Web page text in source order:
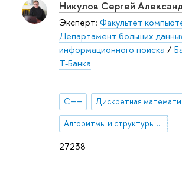
27238
Никулов Сергей
Эксперт: Факультет
Департамент больших
информационного поиска /
Т-Банка
C++
Алгоритмы и структуры данных